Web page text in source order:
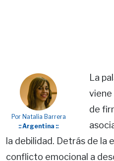
Por Natalia Barrera
:: Argentina ::
La
viene
de
la debilidad. Detrás de la
conflicto emocional a